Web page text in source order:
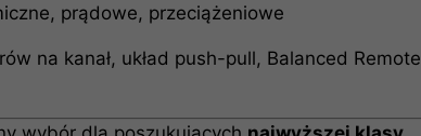
prądowe, przeciążeniowe
na kanał, układ push-pull, Balanced Remote